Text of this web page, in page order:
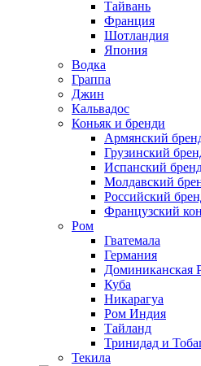
Тайвань
Франция
Шотландия
Япония
Водка
Граппа
Джин
Кальвадос
Коньяк и бренди
Армянский
Грузинский
Испанский
Молдавский
Российский
Французский
Ром
Гватемала
Германия
Доминиканская
Куба
Никарагуа
Ром Индия
Тайланд
Тринидад и
Текила